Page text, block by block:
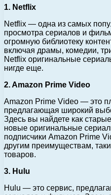
1. Netflix
Netflix — одна из самых
просмотра сериалов и
огромную библиотеку
включая драмы, комедии,
Netflix оригинальные
нигде еще.
2. Amazon Prime Video
Amazon Prime Video — это
предлагающая широкий
Здесь вы найдете как
новые оригинальные
подписчики Amazon Prime
другим преимуществам,
товаров.
3. Hulu
Hulu — это сервис,